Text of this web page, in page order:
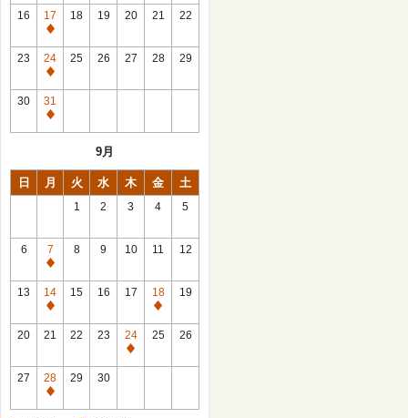
館
日
16
17
休
館
日
18 19 20 21 22
23
24
休
館
日
25 26 27 28 29
30
31
休
9月
日 月 火 水 木 金 土
1 2 3 4 5
6
7
休
館
日
8 9 10 11 12
13
14
休
館
15 16 17
18
休
館
19
20 21 22 23
24
休
25 26
27
28
休
29 30